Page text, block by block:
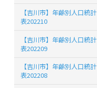
【吉川市】年齢別人口統計
表202210
【吉川市】年齢別人口統計
表202209
【吉川市】年齢別人口統計
表202208